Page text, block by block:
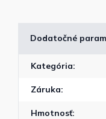
Dodatočné
Kategória:
Záruka:
Hmotnosť: